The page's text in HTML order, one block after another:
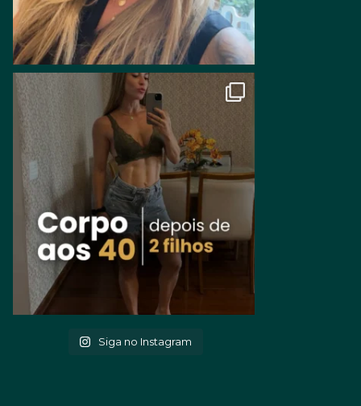
Siga no Instagram